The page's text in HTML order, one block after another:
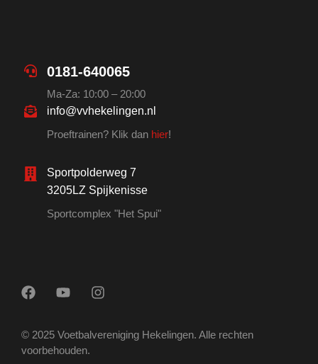
0181-640065
Ma-Za: 10:00 – 20:00
info@vvhekelingen.nl
Proeftrainen? Klik dan hier!
Sportpolderweg 7
3205LZ Spijkenisse
Sportcomplex "Het Spui"
© 2025 Voetbalvereniging Hekelingen. Alle rechten
voorbehouden.